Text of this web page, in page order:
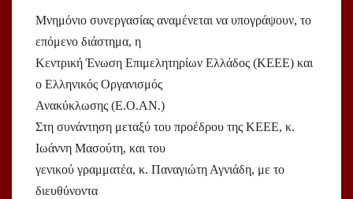
Μνημόνιο συνεργασίας αναμένεται να υπογράψουν, το
επόμενο διάστημα, η
Κεντρική Ένωση Επιμελητηρίων Ελλάδος (ΚΕΕΕ) και
ο Ελληνικός Οργανισμός
Ανακύκλωσης (Ε.Ο.ΑΝ.)
Στη συνάντηση μεταξύ του προέδρου της ΚΕΕΕ, κ.
Ιωάννη Μασούτη, και του
γενικού γραμματέα, κ. Παναγιώτη Αγνιάδη, με το
διευθύνοντα